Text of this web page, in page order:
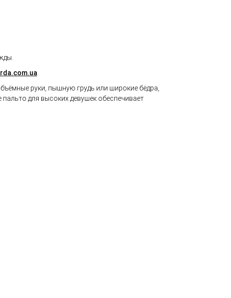
руки, пышную грудь или широкие бёдра,
для высоких девушек обеспечивает